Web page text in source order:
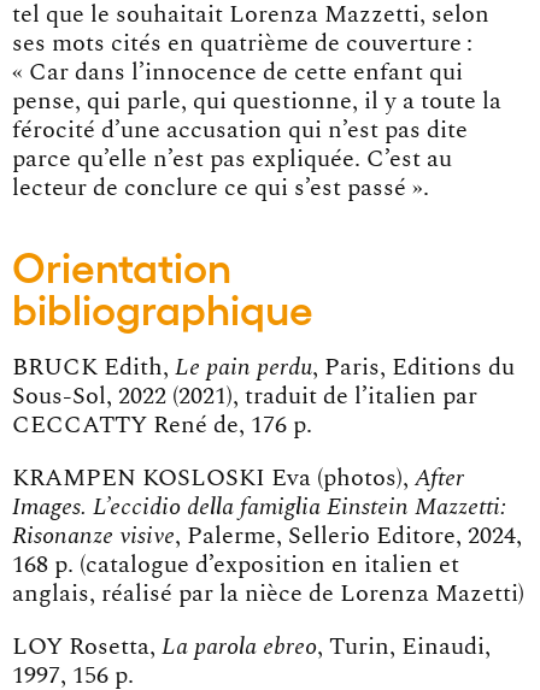
tel que le souhaitait Lorenza Mazzetti, selon
ses mots cités en quatrième de couverture :
« Car dans l’innocence de cette enfant qui
pense, qui parle, qui questionne, il y a toute la
férocité d’une accusation qui n’est pas dite
parce qu’elle n’est pas expliquée. C’est au
lecteur de conclure ce qui s’est passé ».
Orientation
bibliographique
BRUCK Edith, Le pain perdu, Paris, Editions du
Sous-Sol, 2022 (2021), traduit de l’italien par
CECCATTY René de, 176 p.
KRAMPEN KOSLOSKI Eva (photos), After
Images. L’eccidio della famiglia Einstein Mazzetti:
Risonanze visive, Palerme, Sellerio Editore, 2024,
168 p. (catalogue d’exposition en italien et
anglais, réalisé par la nièce de Lorenza Mazetti)
LOY Rosetta, La parola ebreo, Turin, Einaudi,
1997, 156 p.